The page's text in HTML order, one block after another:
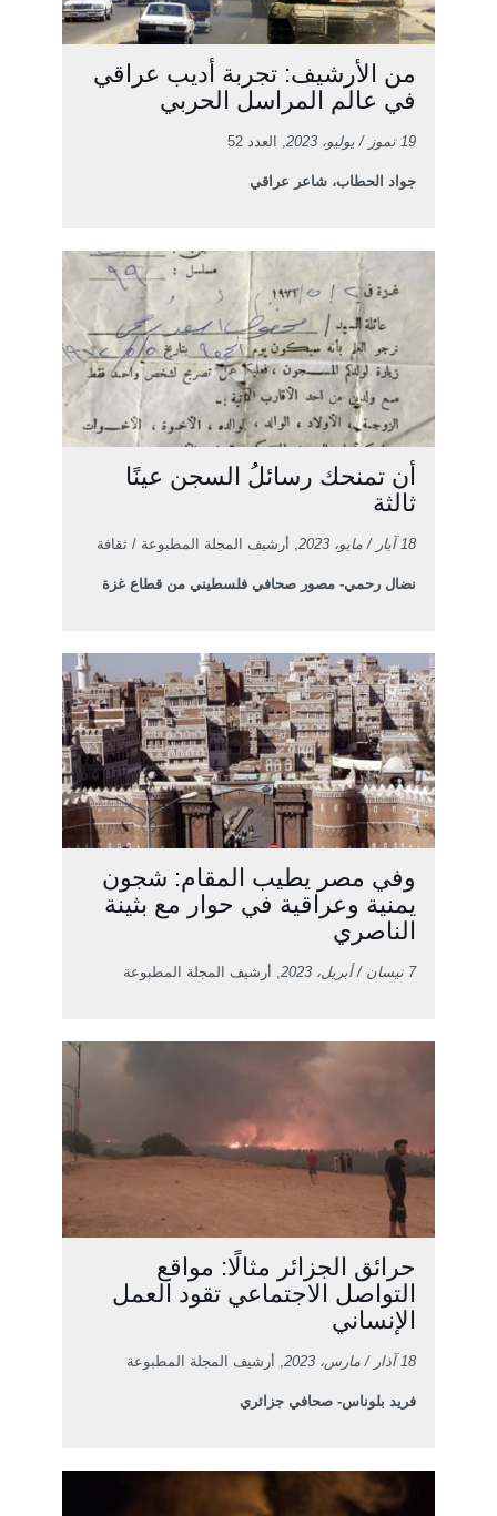
من الأرشيف: تجربة أديب عراقي
في عالم المراسل الحربي
19 تموز / يوليو، 2023 , العدد 52
جواد الحطاب، شاعر عراقي
أن تمنحك رسائلُ السجن عينًا
ثالثة
18 آيار / مايو، 2023 , أرشيف المجلة المطبوعة / ثقافة
نضال رحمي- مصور صحافي فلسطيني من قطاع غزة
وفي مصر يطيب المقام: شجون
يمنية وعراقية في حوار مع بثينة
الناصري
7 نيسان / أبريل، 2023 , أرشيف المجلة المطبوعة
حرائق الجزائر مثالًا: مواقع
التواصل الاجتماعي تقود العمل
الإنساني
18 آذار / مارس، 2023 , أرشيف المجلة المطبوعة
فريد بلوناس- صحافي جزائري